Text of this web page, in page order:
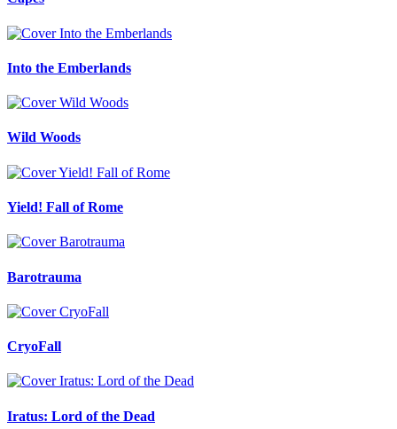
Into the Emberlands
Wild Woods
Yield! Fall of Rome
Barotrauma
CryoFall
Iratus: Lord of the Dead